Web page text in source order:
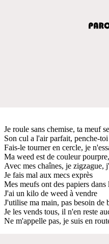
Je roule sans chemise, ta meuf
Son cul a l'air parfait, penche-
Fais-le tourner en cercle, je
Ma weed est de couleur
Avec mes chaînes, je zigzague,
Je fais mal aux mecs exprès
Mes meufs ont des papiers dans
J'ai un kilo de weed à vendre
J'utilise ma main, pas besoin de
Je les vends tous, il n'en reste
Ne m'appelle pas, je suis en